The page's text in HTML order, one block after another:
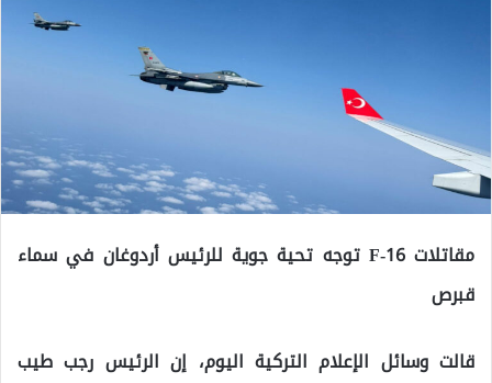
مقاتلات F-16 توجه تحية جوية للرئيس أردوغان في سماء
قبرص
قالت وسائل الإعلام التركية اليوم، إن الرئيس رجب طيب